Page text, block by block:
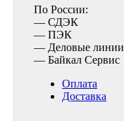
По России:
— СДЭК
— ПЭК
— Деловые линии
— Байкал Сервис
Оплата
Доставка